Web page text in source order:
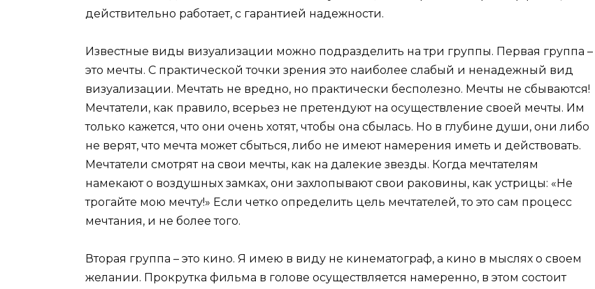
действительно работает, с гарантией надежности.
Известные виды визуализации можно подразделить на три группы. Первая группа –
это мечты. С практической точки зрения это наиболее слабый и ненадежный вид
визуализации. Мечтать не вредно, но практически бесполезно. Мечты не сбываются!
Мечтатели, как правило, всерьез не претендуют на осуществление своей мечты. Им
только кажется, что они очень хотят, чтобы она сбылась. Но в глубине души, они либо
не верят, что мечта может сбыться, либо не имеют намерения иметь и действовать.
Мечтатели смотрят на свои мечты, как на далекие звезды. Когда мечтателям
намекают о воздушных замках, они захлопывают свои раковины, как устрицы: «Не
трогайте мою мечту!» Если четко определить цель мечтателей, то это сам процесс
мечтания, и не более того.
Вторая группа – это кино. Я имею в виду не кинематограф, а кино в мыслях о своем
желании. Прокрутка фильма в голове осуществляется намеренно, в этом состоит